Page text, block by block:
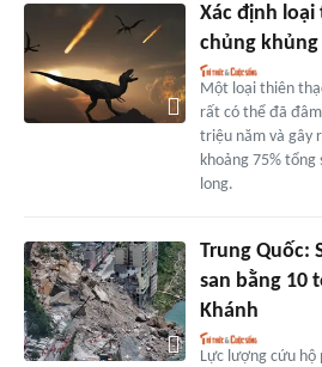
Xác định
chủng
Một loại thiên
rất có thể đã
triệu năm và gây
khoảng 75%
long.
Trung Quốc:
san bằng 10
Khánh
Lực lượng cứu hộ